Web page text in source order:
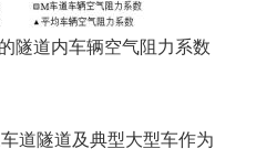
隧道内车辆空气阻力系数
隧道及典型大型车作为